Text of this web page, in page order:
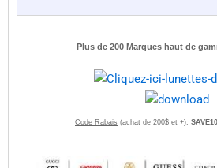
Plus de 200 Marques haut de
Code Rabais (achat de 200$ et +):